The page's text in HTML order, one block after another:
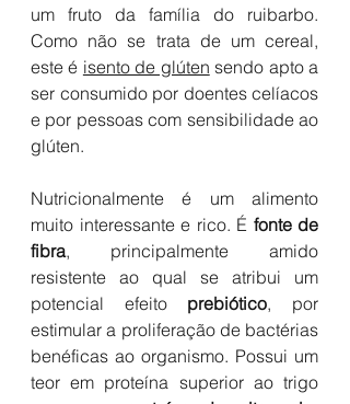
um fruto da família do ruibarbo.
Como não se trata de um cereal,
este é isento de glúten sendo apto a
ser consumido por doentes celíacos
e por pessoas com sensibilidade ao
glúten.
Nutricionalmente é um alimento
muito interessante e rico. É fonte de
fibra, principalmente amido
resistente ao qual se atribui um
potencial efeito prebiótico, por
estimular a proliferação de bactérias
benéficas ao organismo. Possui um
teor em proteína superior ao trigo